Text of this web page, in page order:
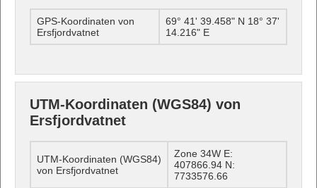
GPS-Koordinaten von
Ersfjordvatnet
69° 41' 39.458" N 18° 37'
14.216" E
UTM-Koordinaten (WGS84) von
Ersfjordvatnet
UTM-Koordinaten (WGS84)
von Ersfjordvatnet
Zone 34W E:
407866.94 N:
7733576.66